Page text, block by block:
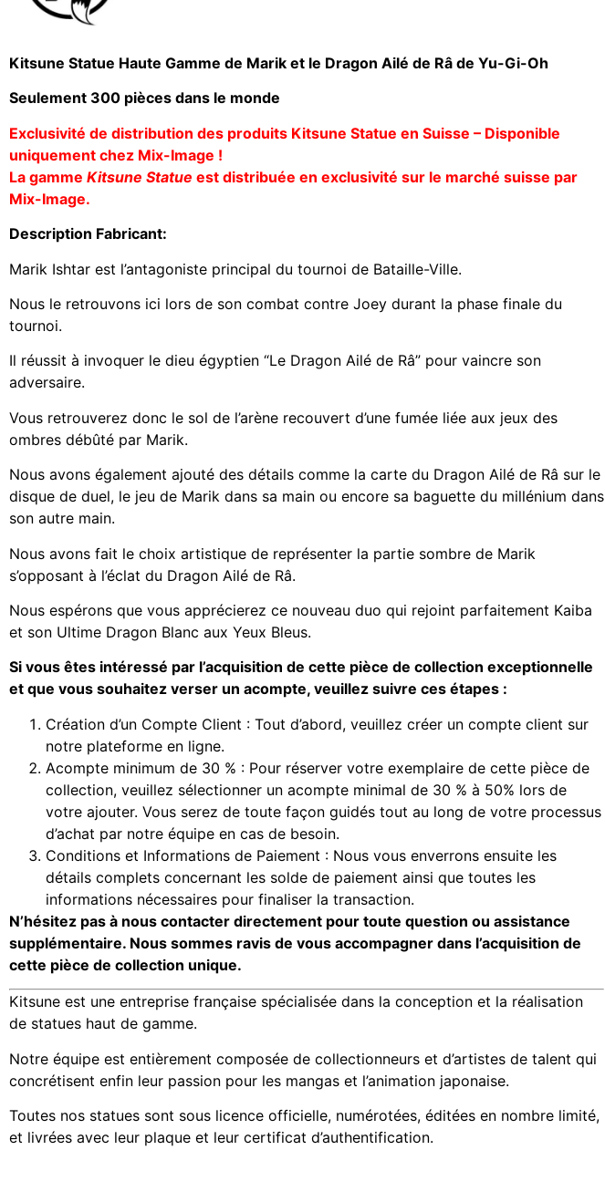
Kitsune Statue Haute Gamme de Marik et le Dragon Ailé de Râ de Yu-Gi-Oh
Seulement 300 pièces dans le monde
Exclusivité de distribution des produits Kitsune Statue en Suisse – Disponible
uniquement chez Mix-Image !
La gamme Kitsune Statue est distribuée en exclusivité sur le marché suisse par
Mix-Image.
Description Fabricant:
Marik Ishtar est l’antagoniste principal du tournoi de Bataille-Ville.
Nous le retrouvons ici lors de son combat contre Joey durant la phase finale du
tournoi.
Il réussit à invoquer le dieu égyptien “Le Dragon Ailé de Râ” pour vaincre son
adversaire.
Vous retrouverez donc le sol de l’arène recouvert d’une fumée liée aux jeux des
ombres débûté par Marik.
Nous avons également ajouté des détails comme la carte du Dragon Ailé de Râ sur le
disque de duel, le jeu de Marik dans sa main ou encore sa baguette du millénium dans
son autre main.
Nous avons fait le choix artistique de représenter la partie sombre de Marik
s’opposant à l’éclat du Dragon Ailé de Râ.
Nous espérons que vous apprécierez ce nouveau duo qui rejoint parfaitement Kaiba
et son Ultime Dragon Blanc aux Yeux Bleus.
Si vous êtes intéressé par l’acquisition de cette pièce de collection exceptionnelle
et que vous souhaitez verser un acompte, veuillez suivre ces étapes :
Création d’un Compte Client : Tout d’abord, veuillez créer un compte client sur
notre plateforme en ligne.
Acompte minimum de 30 % : Pour réserver votre exemplaire de cette pièce de
collection, veuillez sélectionner un acompte minimal de 30 % à 50% lors de
votre ajouter. Vous serez de toute façon guidés tout au long de votre processus
d’achat par notre équipe en cas de besoin.
Conditions et Informations de Paiement : Nous vous enverrons ensuite les
détails complets concernant les solde de paiement ainsi que toutes les
informations nécessaires pour finaliser la transaction.
N’hésitez pas à nous contacter directement pour toute question ou assistance
supplémentaire. Nous sommes ravis de vous accompagner dans l’acquisition de
cette pièce de collection unique.
Kitsune est une entreprise française spécialisée dans la conception et la réalisation
de statues haut de gamme.
Notre équipe est entièrement composée de collectionneurs et d’artistes de talent qui
concrétisent enfin leur passion pour les mangas et l’animation japonaise.
Toutes nos statues sont sous licence officielle, numérotées, éditées en nombre limité,
et livrées avec leur plaque et leur certificat d’authentification.